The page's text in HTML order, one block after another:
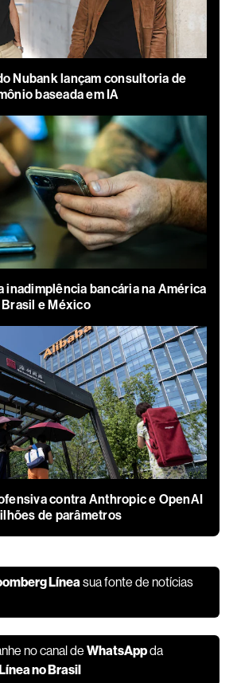
Nubank lançam consultoria de
baseada em IA
inadimplência bancária na América
Brasil e México
contra Anthropic e OpenAI
de parâmetros
Líneasua fonte de notícias
no canal deWhatsAppda
no Brasil